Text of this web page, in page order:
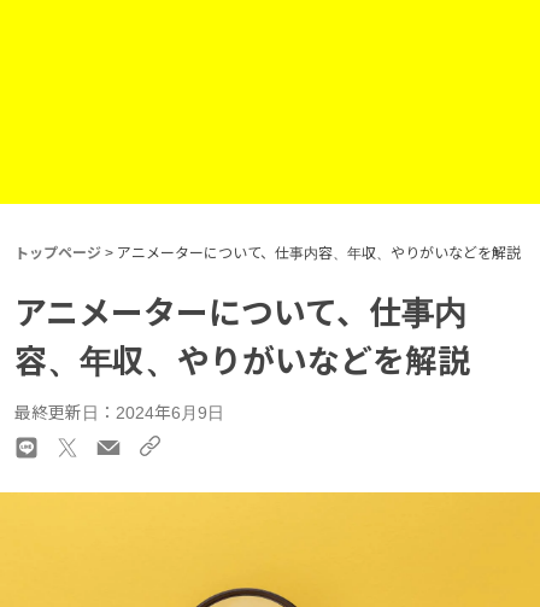
トップページ > アニメーターについて、仕事内容、年収、やりがいなどを解説
アニメーターについて、仕事内
容、年収、やりがいなどを解説
最終更新日：2024年6月9日